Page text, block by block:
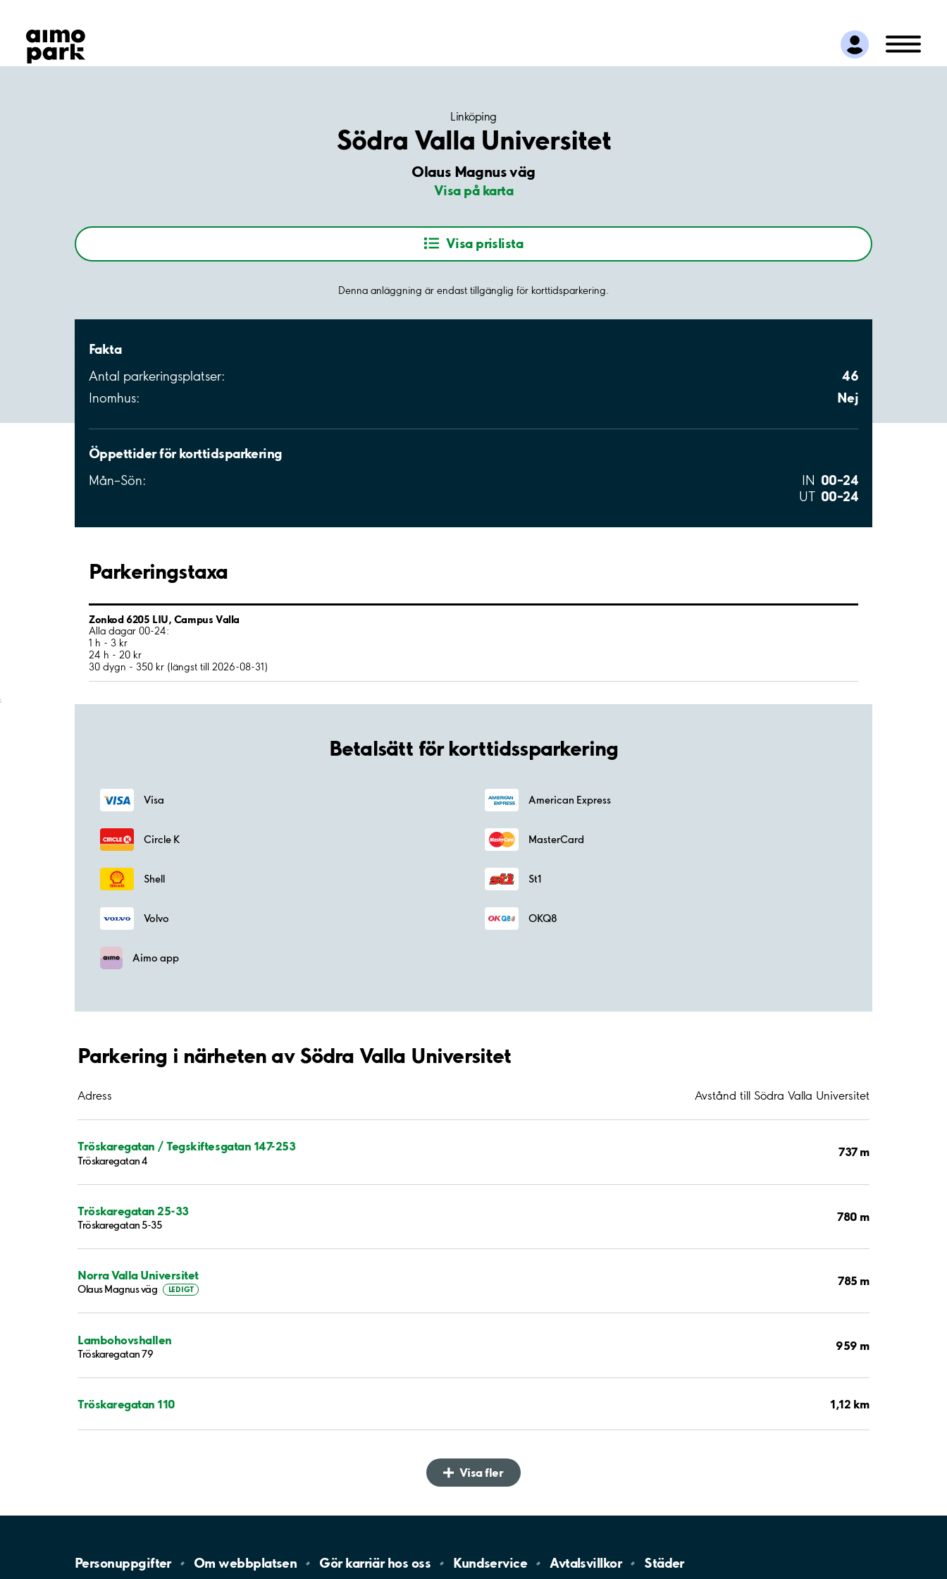
Hitta parkering
Samarbete
Kundservice
Linköping
Södra Valla Universitet
Olaus Magnus väg
Visa på karta
Visa prislista
Denna anläggning är endast tillgänglig för korttidsparkering.
Fakta
Antal parkeringsplatser: 46
Inomhus: Nej
Öppettider för korttidsparkering
Mån–Sön: IN 00–24
UT 00–24
Parkeringstaxa
Zonkod 6205 LIU, Campus Valla
Alla dagar 00-24:
1 h - 3 kr
24 h - 20 kr
30 dygn - 350 kr (längst till 2026-08-31)
;
Betalsätt för korttidssparkering
Visa American Express
Circle K MasterCard
Shell St1
Volvo OKQ8
Aimo app
Parkering i närheten av Södra Valla Universitet
Adress Avstånd till Södra Valla Universitet
Tröskaregatan / Tegskiftesgatan 147-253
Tröskaregatan 4
737 m
Tröskaregatan 25-33
Tröskaregatan 5-35
780 m
Norra Valla Universitet
Olaus Magnus väg LEDIGT
785 m
Lambohovshallen
Tröskaregatan 79
959 m
Tröskaregatan 110 1,12 km
Visa fler
Personuppgifter Omwebbplatsen Gör karriär hos oss Kundservice Avtalsvillkor Städer